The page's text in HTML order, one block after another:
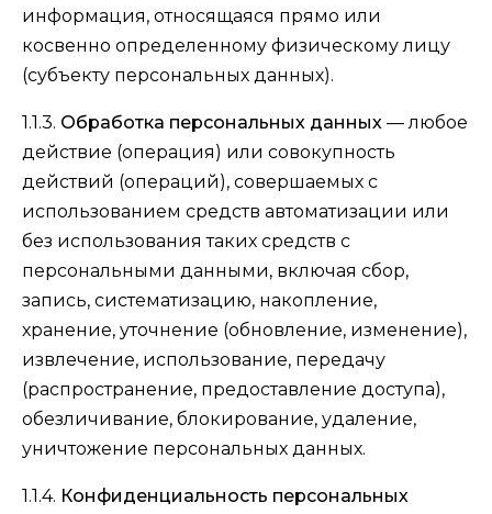
информация, относящаяся прямо или
косвенно определенному физическому лицу
(субъекту персональных данных).
1.1.3. Обработка персональных данных — любое
действие (операция) или совокупность
действий (операций), совершаемых с
использованием средств автоматизации или
без использования таких средств с
персональными данными, включая сбор,
запись, систематизацию, накопление,
хранение, уточнение (обновление, изменение),
извлечение, использование, передачу
(распространение, предоставление доступа),
обезличивание, блокирование, удаление,
уничтожение персональных данных.
1.1.4. Конфиденциальность персональных